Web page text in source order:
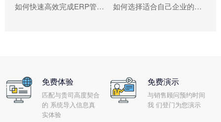
如何快速高效完成ERP管理系统配置? 如何选择适合自己企业的ERP软件?
免费体验
匹配与贵司高度契合
的 系统导入信息真
实体验
免费演示
与销售顾问预约时间
我 们登门为您演示